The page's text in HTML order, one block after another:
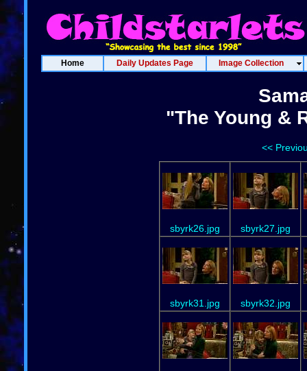
Home Daily Updates Page Image Collection
"The Young &
<<
sbyrk26.jpg sbyrk27.jpg
sbyrk31.jpg sbyrk32.jpg